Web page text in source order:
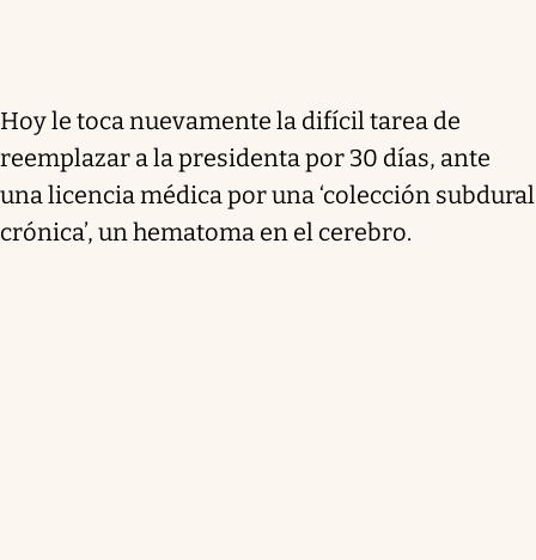
Hoy le toca nuevamente la difícil tarea de
reemplazar a la presidenta por 30 días, ante
una licencia médica por una ‘colección subdural
crónica’, un hematoma en el cerebro.